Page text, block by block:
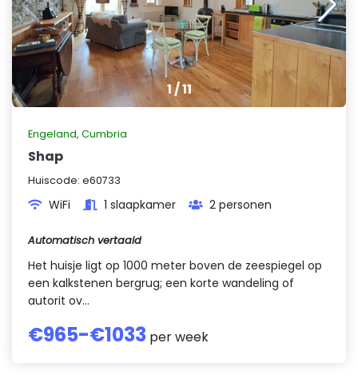
1/11
Engeland, Cumbria
Shap
Huiscode: e60733
WiFi 1 slaapkamer 2 personen
Automatisch vertaald
Het huisje ligt op 1000 meter boven de zeespiegel op
een kalkstenen bergrug; een korte wandeling of
autorit ov...
€965-€1033 per week